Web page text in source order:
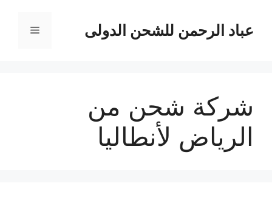
المحتوىعباد الرحمن للشحن الدولى القائمة
شركة شحن من
الرياض لأنطاليا